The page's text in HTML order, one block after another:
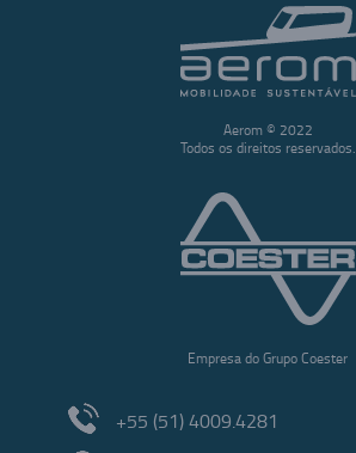
Aerom © 2022
Todos os direitos reservados.
Empresa do Grupo Coester
+55 (51) 4009.4281